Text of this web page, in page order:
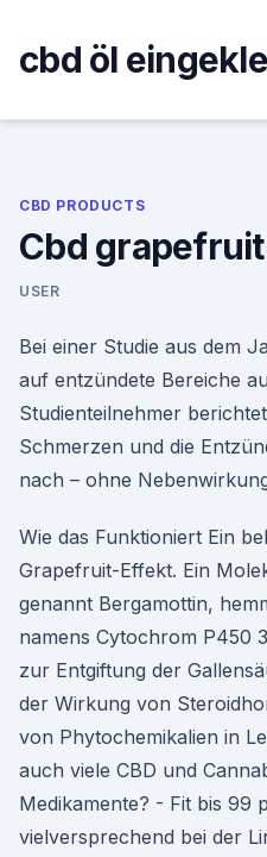
content
cbd öl
CBD PRODUCTS
Cbd
USER
Bei einer Studie aus dem
auf entzündete Bereiche
Studienteilnehmer
Schmerzen und die
nach – ohne
Wie das Funktioniert Ein
Grapefruit-Effekt. Ein
genannt Bergamottin,
namens Cytochrom P450
zur Entgiftung der
der Wirkung von
von Phytochemikalien in
auch viele CBD und
Medikamente? - Fit bis 99
vielversprechend bei der